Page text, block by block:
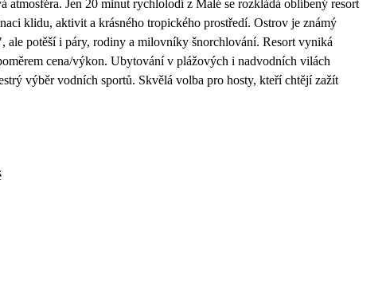
atmosféra. Jen 20 minut rychlolodí z Malé se rozkládá oblíbený resort
klidu, aktivit a krásného tropického prostředí. Ostrov je známý
ale potěší i páry, rodiny a milovníky šnorchlování. Resort vyniká
cena/výkon. Ubytování v plážových i nadvodních vilách
výběr vodních sportů. Skvělá volba pro hosty, kteří chtějí zažít